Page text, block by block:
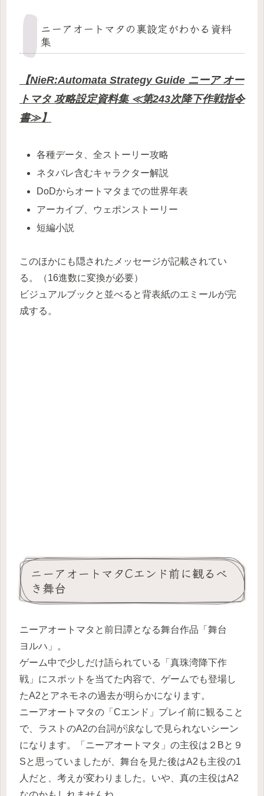
ニーアオートマタの裏設定がわかる資料
集
【NieR:Automata Strategy Guide ニーア オー
トマタ 攻略設定資料集 ≪第243次降下作戦指令
書≫】
各種データ、全ストーリー攻略
ネタバレ含むキャラクター解説
DoDからオートマタまでの世界年表
アーカイブ、ウェポンストーリー
短編小説
このほかにも隠されたメッセージが記載されてい
る。（16進数に変換が必要）
ビジュアルブックと並べると背表紙のエミールが完
成する。
ニーアオートマタCエンド前に観るべ
き舞台
ニーアオートマタと前日譚となる舞台作品「舞台
ヨルハ」。
ゲーム中で少しだけ語られている「真珠湾降下作
戦」にスポットを当てた内容で、ゲームでも登場し
たA2とアネモネの過去が明らかになります。
ニーアオートマタの「Cエンド」プレイ前に観ること
で、ラストのA2の台詞が涙なしで見られないシーン
になります。「ニーアオートマタ」の主役は２Bと９
Sと思っていましたが、舞台を見た後はA2も主役の1
人だと、考えが変わりました。いや、真の主役はA2